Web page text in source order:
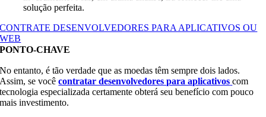
solução perfeita.
CONTRATE DESENVOLVEDORES PARA APLICATIVOS OU
WEB
PONTO-CHAVE
No entanto, é tão verdade que as moedas têm sempre dois lados.
Assim, se vocêcontratar desenvolvedores para aplicativos com
tecnologia especializada certamente obterá seu benefício com pouco
mais investimento.